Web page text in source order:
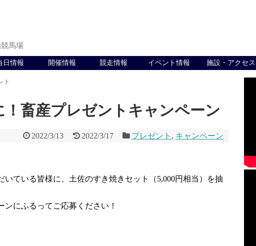
馬場
日情報 開催情報 競走情報 イベント情報 施設・アクセス
ト
！畜産プレゼントキャンペーン
2022/3/13 2022/3/17 プレゼント , キャンペーン
ている皆様に、土佐のすき焼きセット（5,000円相当）を抽
にふるってご応募ください！